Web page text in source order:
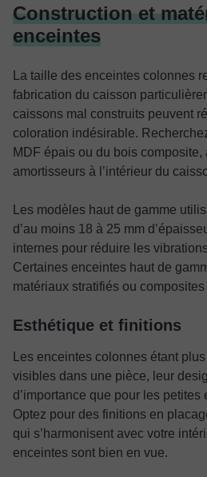
Construction et
enceintes
La taille des enceintes colonnes
fabrication du caisson
caissons mal construits peuvent
coloration indésirable.
MDF épais ou du bois
amortisseurs à l’intérieur du
Les modèles haut de gamme
d’au moins 18 à 25 mm
internes pour réduire les
Certaines enceintes haut de
matériaux stratifiés ou
Esthétique et finitions
Les enceintes colonnes étant
visibles dans une pièce, leur
d’importance que pour les
Optez pour des finitions en
qui s’harmonisent avec votre
enceintes sont bien en vue.